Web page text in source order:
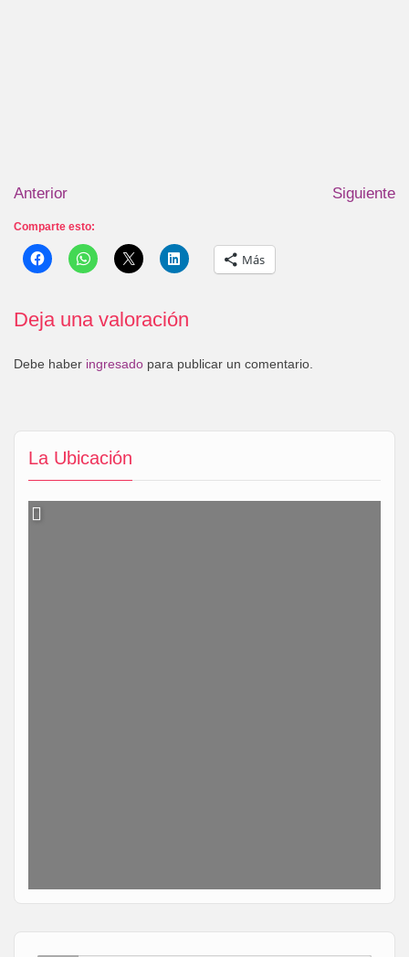
La Ubicación
Anterior Siguiente
Comparte esto:
Más
Deja una valoración
Debe haber ingresado para publicar un comentario.